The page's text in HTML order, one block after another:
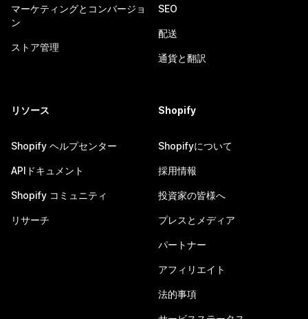
マーケティングとコンバージョ
ン
ストア管理
SEO
配送
通貨と翻訳
リソース
Shopify ヘルプセンター
APIドキュメント
Shopify コミュニティ
リサーチ
Shopify
Shopifyについて
採用情報
投資家の皆様へ
プレスとメディア
パートナー
アフィリエイト
法的事項